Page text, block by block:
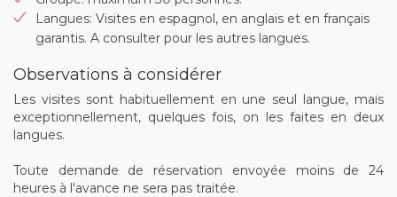
Langues: Visites en espagnol, en anglais et en français
garantis. A consulter pour les autres langues.
Observations à considérer
Les visites sont habituellement en une seul langue, mais
exceptionnellement, quelques fois, on les faites en deux
langues.
Toute demande de réservation envoyée moins de 24
heures à l'avance ne sera pas traitée.